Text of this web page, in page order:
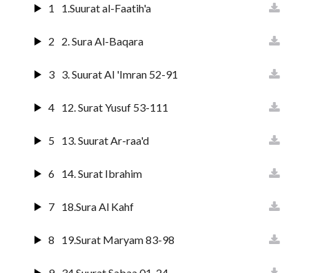
1 1.Suurat al-Faatih'a
2 2. Sura Al-Baqara
3 3. Suurat Al 'Imran 52-91
4 12. Surat Yusuf 53-111
5 13. Suurat Ar-raa'd
6 14. Surat Ibrahim
7 18.Sura Al Kahf
8 19.Surat Maryam 83-98